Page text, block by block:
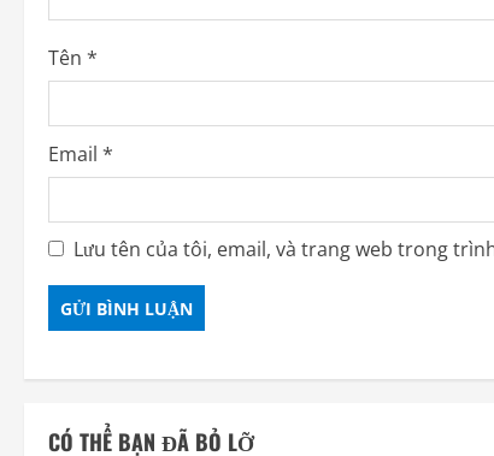
Tên *
Email *
Lưu tên của tôi, email, và trang web trong
CÓ THỂ BẠN ĐÃ BỎ LỠ